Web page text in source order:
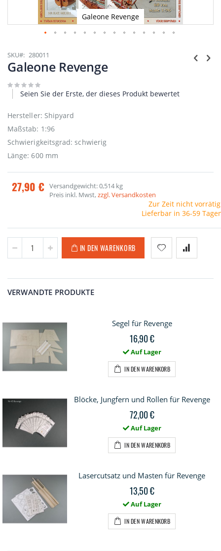
Galeone Revenge
Anfang
der
Bildgalerie
SKU 280011
Galeone Revenge
Seien Sie der Erste, der dieses Produkt bewertet
Hersteller: Shipyard
Maßstab: 1:96
Schwierigkeitsgrad: schwierig
Länge: 600 mm
27,90 € Versandgewicht: 0,514 kg
Preis inkl. Mwst,zzgl. Versandkosten
Zur Zeit nicht
Lieferbar in 36-59
IN DEN WARENKORB
VERWANDTE PRODUKTE
Segel für Revenge
16,90 €
Auf Lager
IN DEN WARENKORB
Blöcke, Jungfern und Rollen für Revenge
72,00 €
Auf Lager
IN DEN WARENKORB
Lasercutsatz und Masten für Revenge
13,50 €
Auf Lager
IN DEN WARENKORB